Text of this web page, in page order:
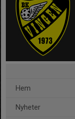
Hem
Nyheter